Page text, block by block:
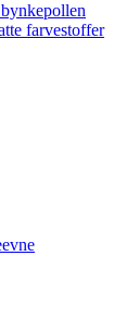
farvestoffer